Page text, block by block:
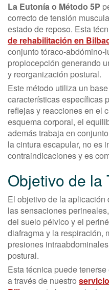
La Eutonía o Método 5P
correcto de tensión
estado de reposo. Esta
de rehabilitación en
conjunto tóraco-
propiocepción generando
y reorganización postural.
Este método utiliza un
características específicas
reflejas y reacciones en el
esquema corporal, el
además trabaja en
la cintura escapular, no es
contraindicaciones y es
Objetivo de la
El objetivo de la aplicación
las sensaciones
del suelo pélvico y el
diafragma y la respiración,
presiones
postural.
Esta técnica puede
a través de nuestro